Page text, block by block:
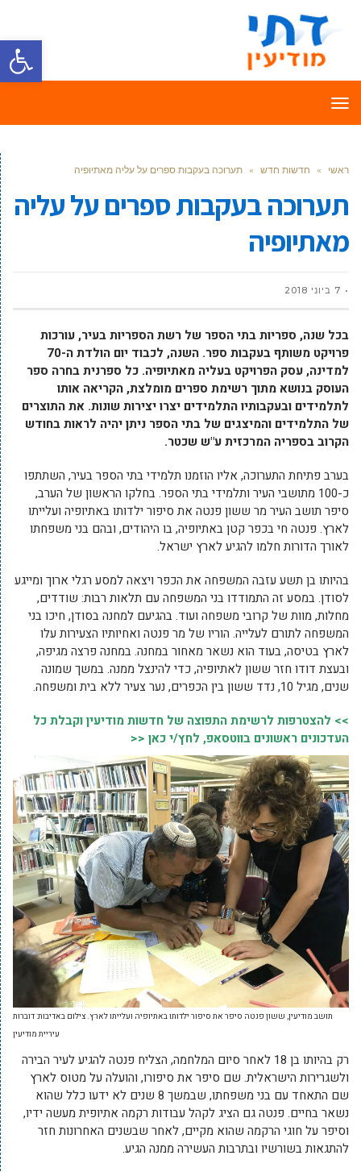
פתח
תפריט
ראשי » חדשות חדש » תערוכה בעקבות ספרים על עליה מאתיופיה
תערוכה בעקבות ספרים על עליה
מאתיופיה
7 ביוני 2018
בכל שנה, ספריות בתי הספר של רשת הספריות בעיר, עורכות
פרויקט משותף בעקבות ספר. השנה, לכבוד יום הולדת ה-70
למדינה, עסק הפרויקט בעליה מאתיופיה. כל ספרנית בחרה ספר
העוסק בנושא מתוך רשימת ספרים מומלצת, הקריאה אותו
לתלמידים ובעקבותיו התלמידים יצרו יצירות שונות. את התוצרים
של התלמידים והמיצגים של בתי הספר ניתן יהיה לראות בחודש
הקרוב בספריה המרכזית ע"ש שכטר.
בערב פתיחת התערוכה, אליו הוזמנו תלמידי בתי הספר בעיר, השתתפו
כ-100 מתושבי העיר ותלמידי בתי הספר. בחלקו הראשון של הערב,
סיפר תושב העיר מר ששון פנטה את סיפור ילדותו באתיופיה ועלייתו
לארץ. פנטה חי בכפר קטן באתיופיה, בו היהודים, ובהם בני משפחתו
לאורך הדורות חלמו להגיע לארץ ישראל.
בהיותו בן תשע עזבה המשפחה את הכפר ויצאה למסע רגלי ארוך ומייגע
לסודן. במסע זה התמודדו בני המשפחה עם תלאות רבות: שודדים,
מחלות, מוות של קרובי משפחה ועוד. בהגיעם למחנה בסודן, חיכו בני
המשפחה לתורם לעלייה. הוריו של מר פנטה ואחיותיו הצעירות עלו
לארץ בטיסה, בעוד הוא נשאר מאחור במחנה. במחנה פרצה מגיפה,
ובעצת דודו חזר ששון לאתיופיה, כדי להינצל ממנה. במשך שמונה
שנים, מגיל 10, נדד ששון בין הכפרים, נער צעיר ללא בית ומשפחה.
>> להצטרפות לרשימת התפוצה של חדשות מודיעין וקבלת כל
העדכונים ראשונים בווטסאפ, לחץ/י כאן <<
תושב מודיעין, ששון פנטה סיפר את סיפור ילדותו באתיופיה ועלייתו לארץ. צילום באדיבות: דוברות
עיריית מודיעין
רק בהיותו בן 18 לאחר סיום המלחמה, הצליח פנטה להגיע לעיר הבירה
ולשגרירות הישראלית. שם סיפר את סיפורו, והועלה על מטוס לארץ
שם התאחד עם בני משפחתו, שבמשך 8 שנים לא ידעו כלל שהוא
נשאר בחיים. פנטה גם הציג לקהל עבודות רקמה אתיופית מעשה ידיו,
וסיפר על חוגי הרקמה שהוא מקיים, לאחר שבשנים האחרונות חזר
להתגאות בשורשיו ובתרבות העשירה ממנה הגיע.